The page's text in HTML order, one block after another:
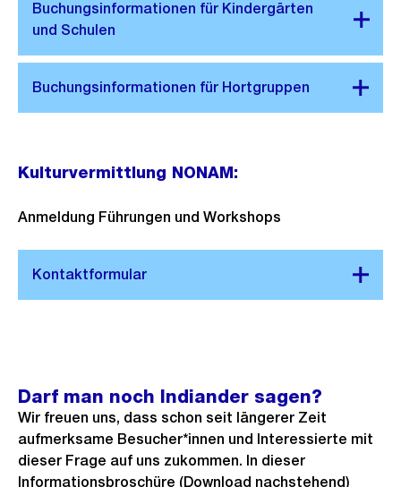
Kulturvermittlung NONAM:
Anmeldung Führungen und Workshops
Darf man noch Indiander sagen?
Wir freuen uns, dass schon seit längerer Zeit
aufmerksame Besucher*innen und Interessierte mit
dieser Frage auf uns zukommen. In dieser
Informationsbroschüre (Download nachstehend)